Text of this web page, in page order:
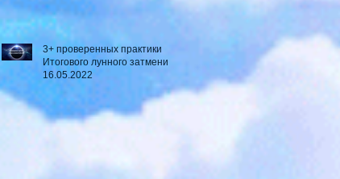
3+ проверенных практики
Итогового лунного затмения
16.05.2022